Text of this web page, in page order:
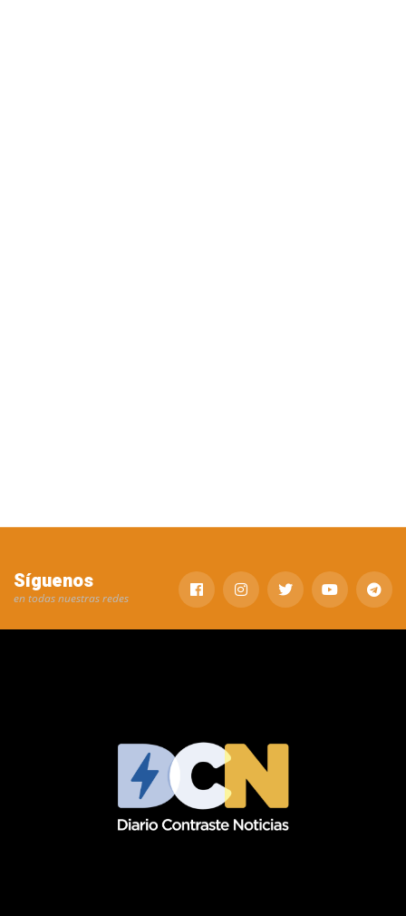
Síguenos
en todas nuestras redes